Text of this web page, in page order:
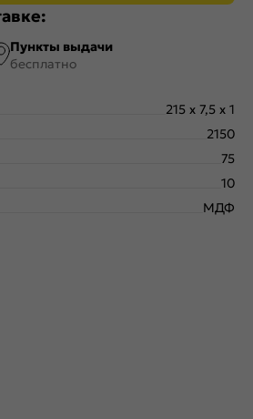
Пункты выдачи
бесплатно
215 x 7,5 x 1
2150
75
10
МДФ